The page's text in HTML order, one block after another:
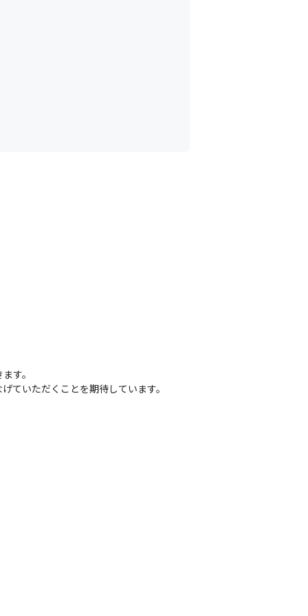
す。
ていただくことを期待しています。